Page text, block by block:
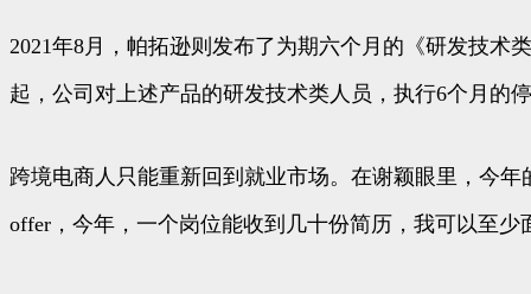
2021年8月，帕拓逊则发布了为期六个月的《研发技术
起，公司对上述产品的研发技术类人员，执行6个月的停
跨境电商人只能重新回到就业市场。在谢颖眼里，今
offer，今年，一个岗位能收到几十份简历，我可以至少